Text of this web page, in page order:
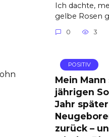
Ich dachte,
gelbe Rosen
0 3
POSITIV
Mein
jährigen
Jahr
zurück –